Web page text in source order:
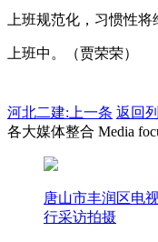
上班规范化，习惯性
上班中。（贾荣荣）
河北二建: 上一条 返回
各大媒体整合 Media
唐山市丰润区电
行采访拍摄